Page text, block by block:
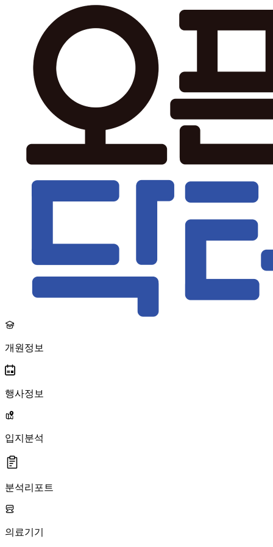
개원정보
행사정보
입지분석
분석리포트
의료기기